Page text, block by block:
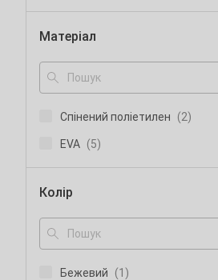
Матеріал
Спінений поліетилен (2)
ЕVA (5)
Колір
Бежевий (1)